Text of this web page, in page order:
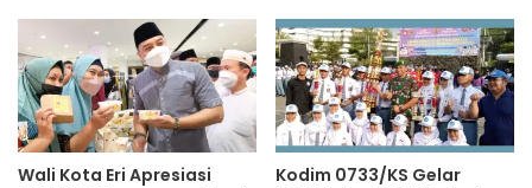
Wali Kota Eri Apresiasi
Kodim 0733/KS Gelar